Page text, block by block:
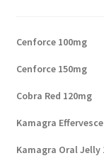
Contacts
Méthodes
Modes de paiement
Mentions Légales
Cenforce 100mg
Cenforce 150mg
Cobra Red 120mg
Kamagra
Kamagra Oral Jelly